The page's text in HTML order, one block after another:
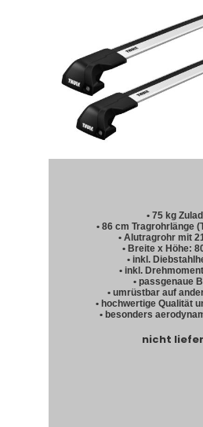
• 75 kg
• 86 cm Tragrohrlänge
• Alutragrohr mit
• Breite x Höhe:
• inkl.
• inkl.
• passgenaue
• umrüstbar auf
• hochwertige Qualität
• besonders
nicht